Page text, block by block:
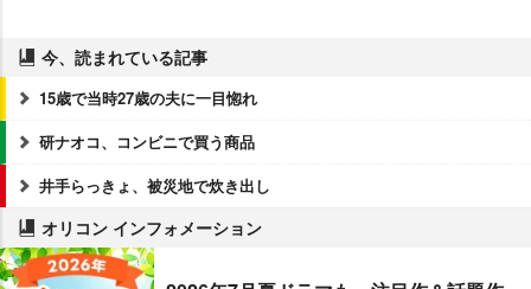
今、読まれている記事
15歳で当時27歳の夫に一目惚れ
研ナオコ、コンビニで買う商品
井手らっきょ、被災地で炊き出し
オリコン インフォメーション